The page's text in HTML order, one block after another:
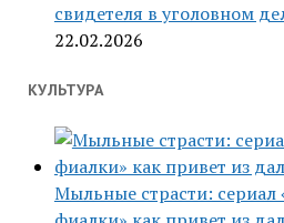
свидетеля в уголовном
22.02.2026
КУЛЬТУРА
Мыльные страсти: сериал